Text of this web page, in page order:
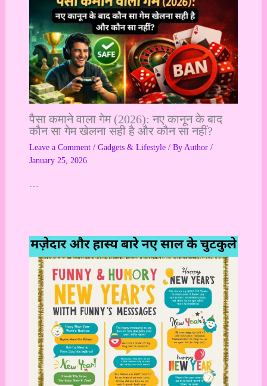
पैसा कमाने वाला गेम (2026): नए कानून के बाद
कौन सा गेम खेलना सही है और कौन सा नहीं?
Leave a Comment / Gadgets & Lifestyle/ By Author /
January 25, 2026
…